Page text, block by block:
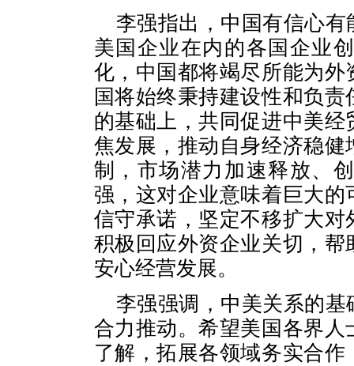
李强指出，中国有信心
美国企业在内的各国企业
化，中国都将竭尽所能为
国将始终秉持建设性和负
的基础上，共同促进中美
焦发展，推动自身经济稳
制，市场潜力加速释放、
强，这对企业意味着巨大
信守承诺，坚定不移扩大
积极回应外资企业关切，
安心经营发展。
李强强调，中美关系的
合力推动。希望美国各界
了解，拓展各领域务实合